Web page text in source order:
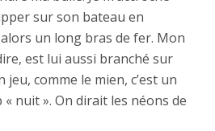
sur son bateau en
un long bras de fer. Mon
est lui aussi branché sur
comme le mien, c’est un
nuit ». On dirait les néons de